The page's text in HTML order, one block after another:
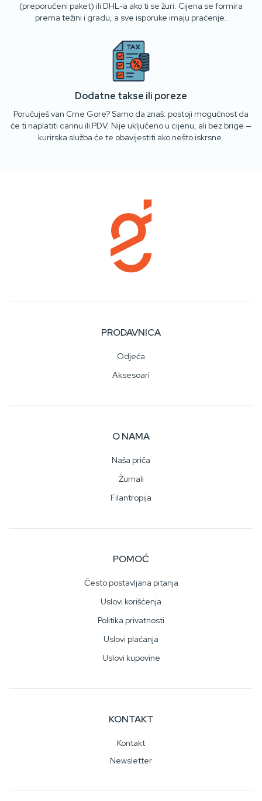
(preporučeni paket) ili DHL-a ako ti se žuri. Cijena se formira
prema težini i gradu, a sve isporuke imaju praćenje.
Dodatne takse ili poreze
Poručuješ van Crne Gore? Samo da znaš: postoji mogućnost da
će ti naplatiti carinu ili PDV. Nije uključeno u cijenu, ali bez brige —
kurirska služba će te obavijestiti ako nešto iskrsne.
PRODAVNICA
Odjeća
Aksesoari
O NAMA
Naša priča
Žurnali
Filantropija
POMOĆ
Često postavljana pitanja
Uslovi korišćenja
Politika privatnosti
Uslovi plaćanja
Uslovi kupovine
KONTAKT
Kontakt
Newsletter